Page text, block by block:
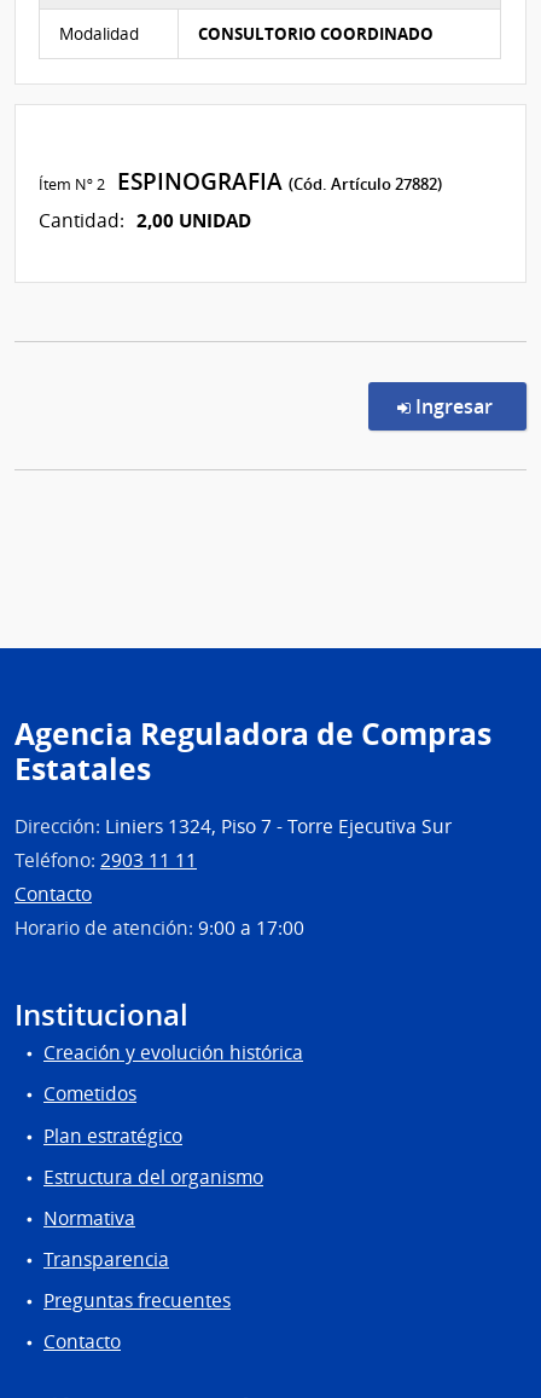
Modalidad CONSULTORIO COORDINADO
Ítem Nº 2 ESPINOGRAFIA(Cód. Artículo 27882)
Cantidad: 2,00 UNIDAD
Ingresar
Agencia Reguladora de Compras
Estatales
Dirección: Liniers 1324, Piso 7 - Torre Ejecutiva Sur
Teléfono: 2903 11 11
Contacto
Horario de atención: 9:00 a 17:00
Institucional
Creación y evolución histórica
Cometidos
Plan estratégico
Estructura del organismo
Normativa
Transparencia
Preguntas frecuentes
Contacto